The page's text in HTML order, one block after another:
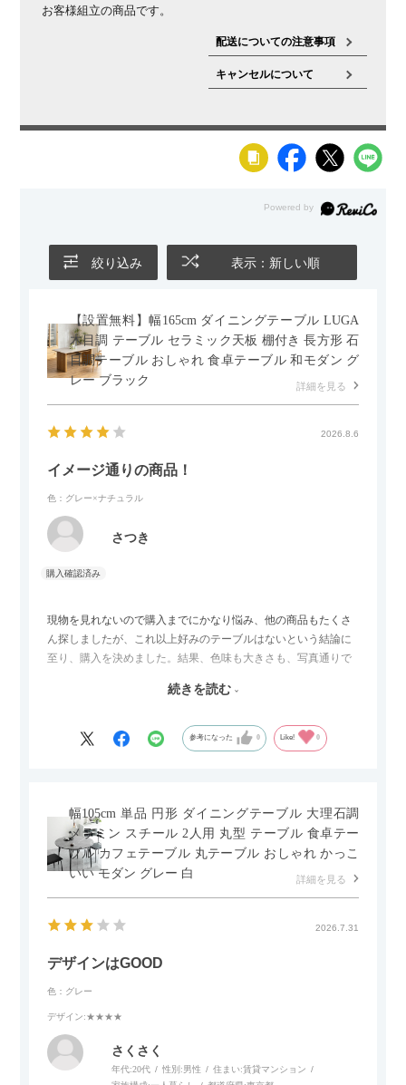
お客様組立の商品です。
配送についての注意事項
キャンセルについて
絞り込み 表示：新しい順
【設置無料】幅165cm ダイニングテーブル LUGA
木目調 テーブル セラミック天板 棚付き 長方形 石
目調テーブル おしゃれ 食卓テーブル 和モダン グ
レー ブラック
詳細を見る
2026.8.6
イメージ通りの商品！
色：グレー×ナチュラル
さつき
現物を見れないので購入までにかなり悩み、他の商品もたくさ
ん探しましたが、これ以上好みのテーブルはないという結論に
至り、購入を決めました。結果、色味も大きさも、写真通りで
セラミック天板が思った以上に滑りが良く、汚れも拭きやすい
はいけないかもしれません。天板が冷たいので冬にどうなるの
かなというのも気になります。
続きを読む
参考になった 0 Like! 0
幅105cm 単品 円形 ダイニングテーブル 大理石調
メラミン スチール 2人用 丸型 テーブル 食卓テー
ブル カフェテーブル 丸テーブル おしゃれ かっこ
いい モダン グレー 白
詳細を見る
2026.7.31
デザインはGOOD
色：グレー
デザイン:★★★★
さくさく
年代:20代 性別:男性 住まい:賃貸マンション